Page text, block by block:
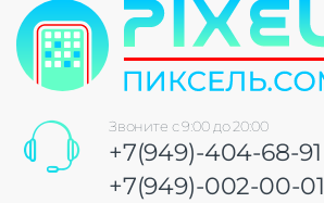
Звоните с 9:00 до 20:00
+7(949)-404-68-91
+7(949)-002-00-01